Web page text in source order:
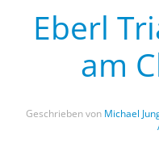
Eberl
am
Geschrieben von Michael